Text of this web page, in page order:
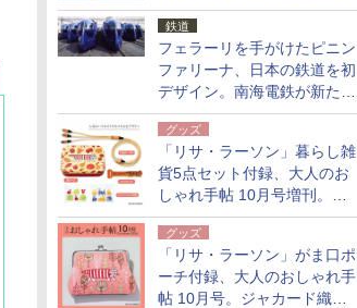
9月号増刊
鉄道
フェラーリを手がけたピニン
ファリーナ、日本の鉄道を初
デザイン。南海電鉄が新たな
「空港特急」をなにわ筋線へ
導入
グッズ
「リサ・ラーソン」暮らし雑
貨5点セット付録、大人のお
しゃれ手帖 10月号増刊。
USBケーブルや缶ケースなど
グッズ
「リサ・ラーソン」がま口ポ
ーチ付録、大人のおしゃれ手
帖 10月号。ジャカード織の